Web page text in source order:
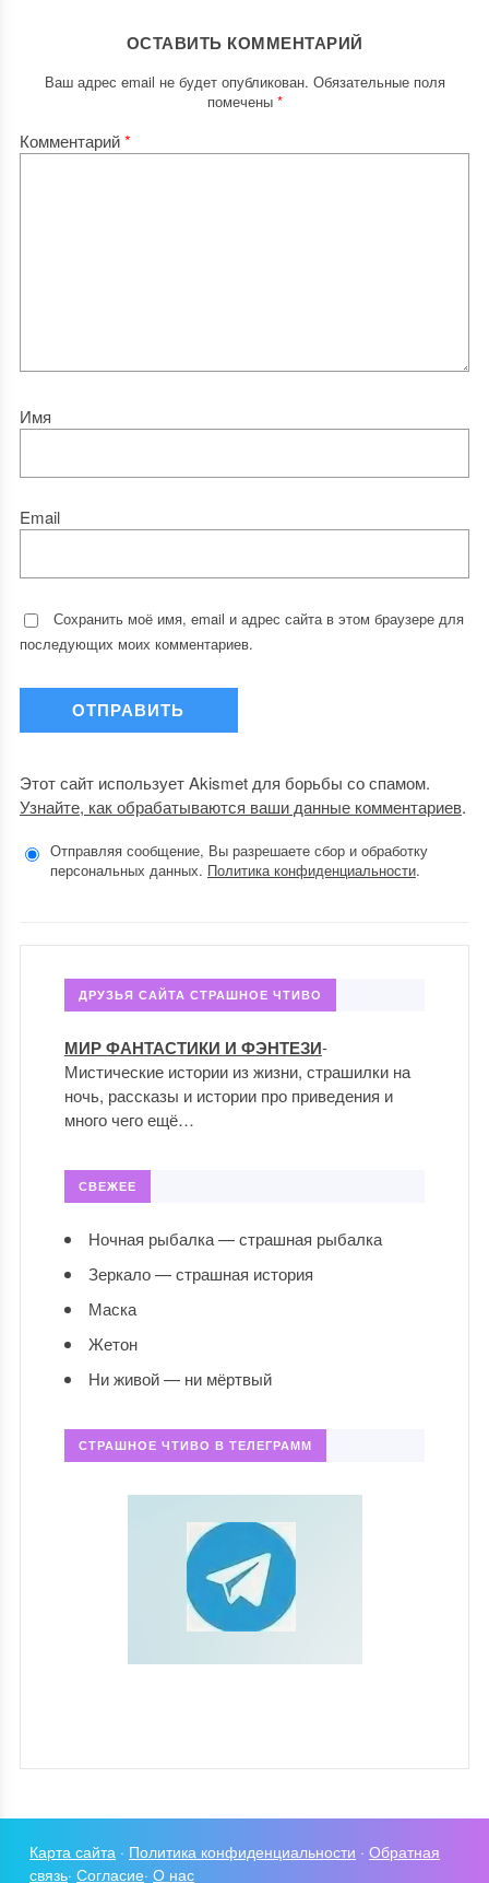
ОСТАВИТЬ КОММЕНТАРИЙ
Ваш адрес email не будет опубликован. Обязательные поля
помечены *
Комментарий*
Имя
Email
Сохранить моё имя, email и адрес сайта в этом браузере для
последующих моих комментариев.
Этот сайт использует Akismet для борьбы со спамом.
Узнайте, как обрабатываются ваши данные комментариев.
Отправляя сообщение, Вы разрешаете сбор и обработку
персональных данных. Политика конфиденциальности.
ДРУЗЬЯ САЙТА СТРАШНОЕ ЧТИВО
МИР ФАНТАСТИКИ И ФЭНТЕЗИ-
Мистические истории из жизни, страшилки на
ночь, рассказы и истории про приведения и
много чего ещё…
СВЕЖЕЕ
Ночная рыбалка — страшная рыбалка
Зеркало — страшная история
Маска
Жетон
Ни живой — ни мёртвый
СТРАШНОЕ ЧТИВО В ТЕЛЕГРАММ
Карта сайта · Политика конфиденциальности ·Обратная
связь·Согласие·О нас